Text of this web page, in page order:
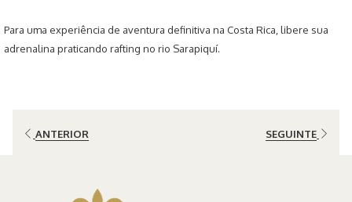
Para uma experiência de aventura definitiva na Costa Rica, libere sua
adrenalina praticando rafting no rio Sarapiquí.
ANTERIOR SEGUINTE